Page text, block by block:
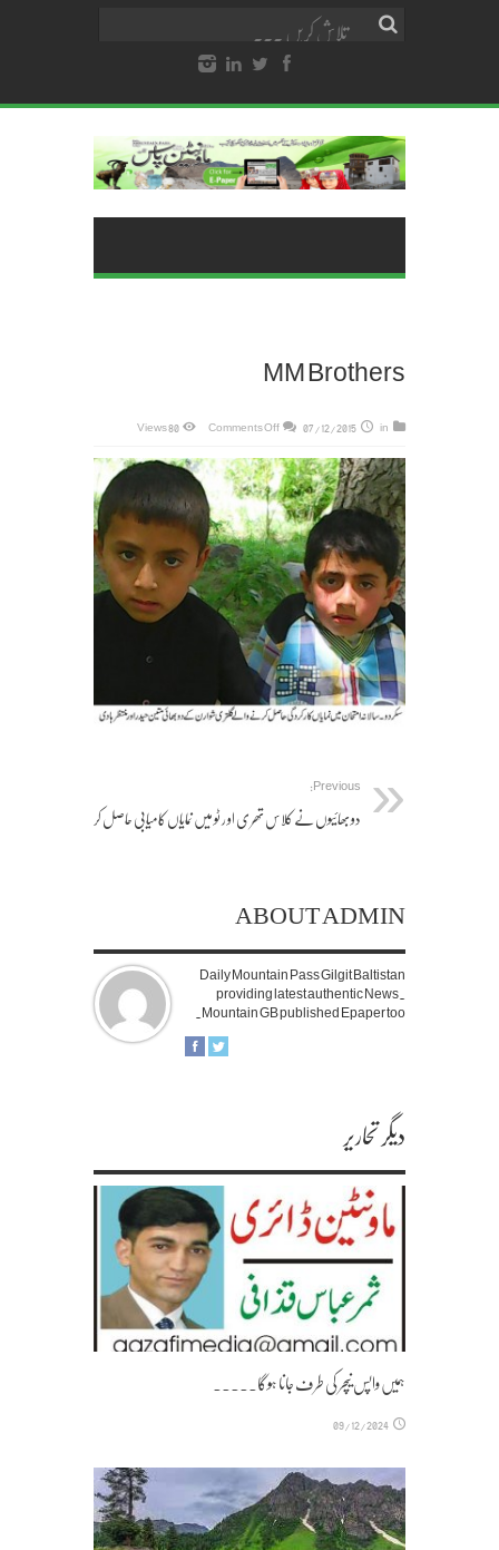
MM Brothers
in
07/12/2015
Comments Off
on
MM
Brothers
80 Views
Previous:
دو بھائیوں نے کلاس تھر ی او ر ٹو میں نمایاں کامیابی حاصل کر
ABOUT ADMIN
Daily Mountain Pass Gilgit Baltistan
providing latest authentic News.
Mountain GB published Epaper too.
دیگر تحاریر
ہمیں واپس نیچر کی طرف جانا ہوگا۔۔۔۔۔
09/12/2024